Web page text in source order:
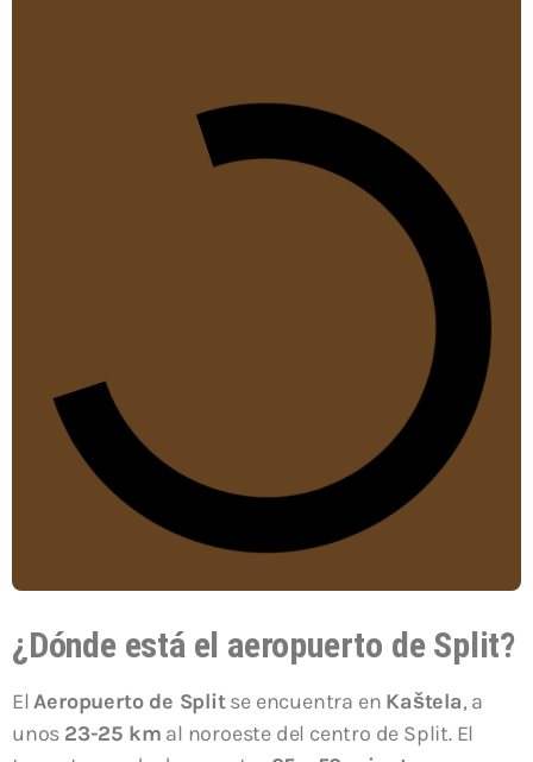
¿Dónde está el aeropuerto de Split?
ElAeropuerto de Splitse encuentra en Kaštela, a
unos 23-25 km al noroeste del centro de Split. El